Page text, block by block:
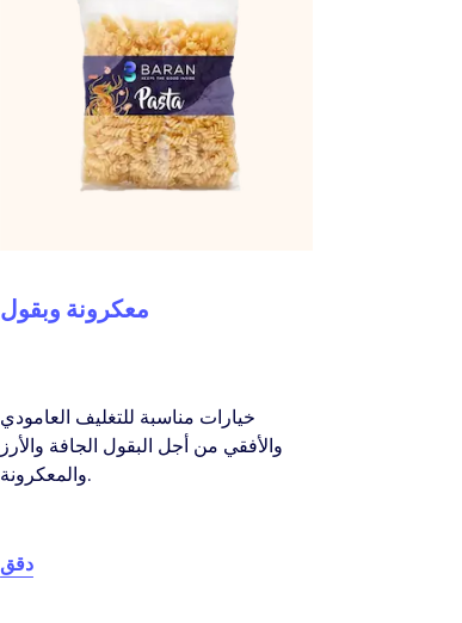
معكرونة وبقول
خيارات مناسبة للتغليف العامودي
والأفقي من أجل البقول الجافة والأرز
والمعكرونة.
دقق